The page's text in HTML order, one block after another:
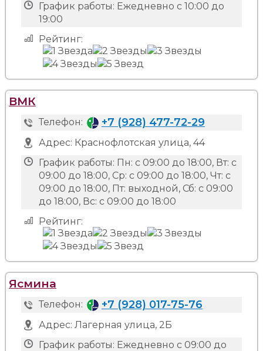
График работы: Ежедневно с 10:00 до
19:00
Рейтинг:
ВМК
Телефон: +7 (928) 477-72-29
Адрес: Краснофлотская улица, 44
График работы: Пн: с 09:00 до 18:00, Вт: с
09:00 до 18:00, Ср: с 09:00 до 18:00, Чт: с
09:00 до 18:00, Пт: выходной, Сб: с 09:00
до 18:00, Вс: с 09:00 до 18:00
Рейтинг:
Ясмина
Телефон: +7 (928) 017-75-76
Адрес: Лагерная улица, 2Б
График работы: Ежедневно с 09:00 до